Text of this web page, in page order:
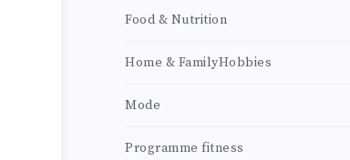
Food & Nutrition
Home & FamilyHobbies
Mode
Programme fitness